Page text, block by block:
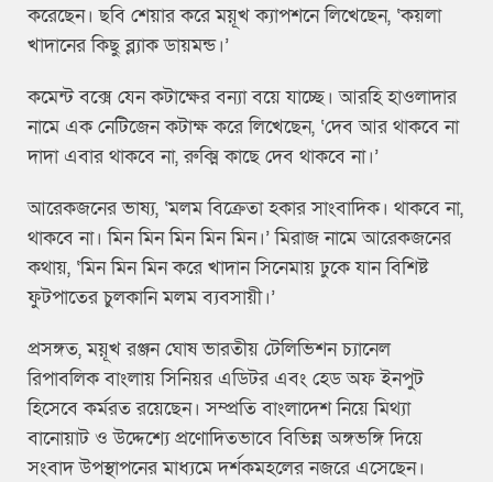
করেছেন। ছবি শেয়ার করে ময়ূখ ক্যাপশনে লিখেছেন, ‘কয়লা
খাদানের কিছু ব্ল্যাক ডায়মন্ড।’
কমেন্ট বক্সে যেন কটাক্ষের বন্যা বয়ে যাচ্ছে। আরহি হাওলাদার
নামে এক নেটিজেন কটাক্ষ করে লিখেছেন, ‘দেব আর থাকবে না
দাদা এবার থাকবে না, রুক্মি কাছে দেব থাকবে না।’
আরেকজনের ভাষ্য, ‘মলম বিক্রেতা হকার সাংবাদিক। থাকবে না,
থাকবে না। মিন মিন মিন মিন মিন।’ মিরাজ নামে আরেকজনের
কথায়, ‘মিন মিন মিন করে খাদান সিনেমায় ঢুকে যান বিশিষ্ট
ফুটপাতের চুলকানি মলম ব্যবসায়ী।’
প্রসঙ্গত, ময়ূখ রঞ্জন ঘোষ ভারতীয় টেলিভিশন চ্যানেল
রিপাবলিক বাংলায় সিনিয়র এডিটর এবং হেড অফ ইনপুট
হিসেবে কর্মরত রয়েছেন। সম্প্রতি বাংলাদেশ নিয়ে মিথ্যা
বানোয়াট ও উদ্দেশ্যে প্রণোদিতভাবে বিভিন্ন অঙ্গভঙ্গি দিয়ে
সংবাদ উপস্থাপনের মাধ্যমে দর্শকমহলের নজরে এসেছেন।